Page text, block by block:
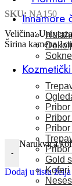
Innamore
Pribor
Gold
Koferi
SKU: NA150
Veličina:
Širina kamena
-
Narukvica
Dodaj u listu želja